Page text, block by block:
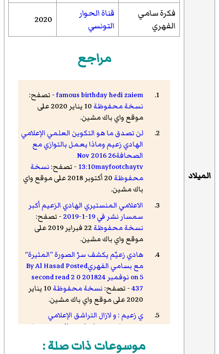
الميلاد
فكرة سامي
الفهري
قناة الحوار
التونسي
2020
مراجع
famous birthday hedi zaiem- تصفح:
نسخة محفوظة
10 يناير 2020 على
موقع واي باك مشين.
لن تصدق ما هو التكوين العلمي الإعلامي
الهادي زعيم وماذا يعمل بالتوازي مع
الصحافة26 Nov 2016
13:10mayfootchaytv - تصفح: نسخة
محفوظة
20 أكتوبر 2018 على موقع واي
باك مشين.
الاعلامي المنستيري الهادي الزعيم أكبر
سمسار نشر في 19-1-2019
- تصفح:
نسخة محفوظة
22 فبراير 2019 على
موقع واي باك مشين.
هادي زعيّم يكشف سرّ الصورة “المثيرة”
مع بسامي الفهريBy Al Hasad Posted
on 5 نوفمبر 201824 second read 2 0
437- تصفح: نسخة محفوظة
10 يناير
2020 على موقع واي باك مشين.
ي زعيم : و لازال التراشق الإعلامي
مستمراLundi 16 Février 2009
- تصفح:
موقع واي باك مشين.
موسوعات ذات صلة :